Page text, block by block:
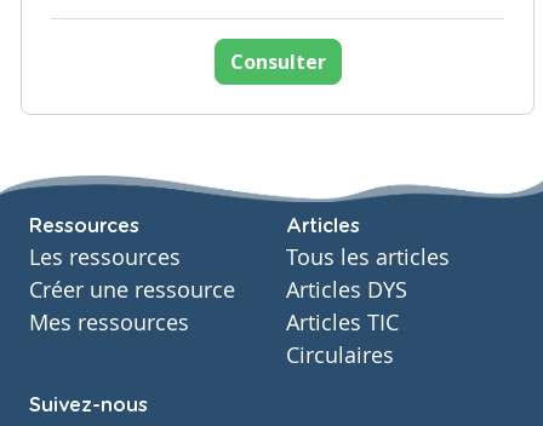
Consulter
Ressources
Les ressources
Créer une ressource
Mes ressources
Articles
Tous les articles
Articles DYS
Articles TIC
Circulaires
Suivez-nous